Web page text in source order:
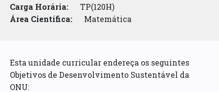
Carga Horária:
TP(120H)
Área Científica:
Matemática
Esta unidade curricular endereça os seguintes
Objetivos de Desenvolvimento Sustentável da
ONU: